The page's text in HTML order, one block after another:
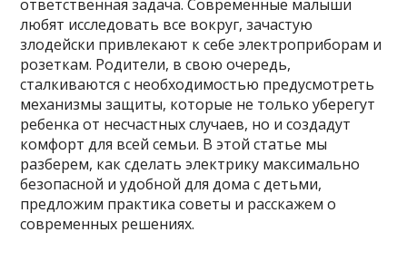
ответственная задача. Современные малыши
любят исследовать все вокруг, зачастую
злодейски привлекают к себе электроприборам и
розеткам. Родители, в свою очередь,
сталкиваются с необходимостью предусмотреть
механизмы защиты, которые не только уберегут
ребенка от несчастных случаев, но и создадут
комфорт для всей семьи. В этой статье мы
разберем, как сделать электрику максимально
безопасной и удобной для дома с детьми,
предложим практика советы и расскажем о
современных решениях.